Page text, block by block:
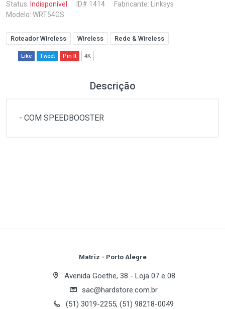
Status: Indisponível ID# 1414 Fabricante:
Linksys
Modelo: WRT54GS
Roteador Wireless Wireless Rede & Wireless
Like Tweet Pin It 4K
Descrição
- COM SPEEDBOOSTER
Your Name
Email Address
Matriz - Porto Alegre
Avenida Goethe, 38 - Loja 07 e 08
sac@hardstore.com.br
(51) 3019-2255, (51) 98218-0049